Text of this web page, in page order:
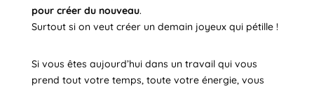
pour créer du nouveau.
Surtout si on veut créer un demain joyeux qui pétille !
Si vous êtes aujourd’hui dans un travail qui vous
prend tout votre temps, toute votre énergie, vous